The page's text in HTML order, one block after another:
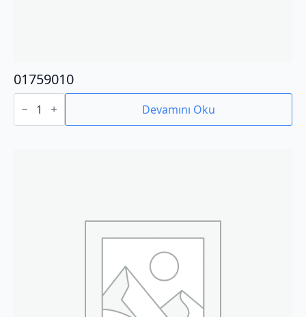
01759010
01759010
adet Devamını Oku